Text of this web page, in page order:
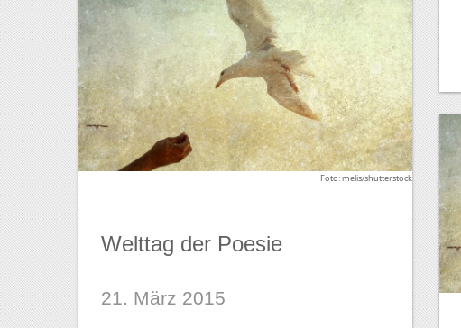
Foto: melis/shutterstock
Welttag der Poesie
21. März 2015